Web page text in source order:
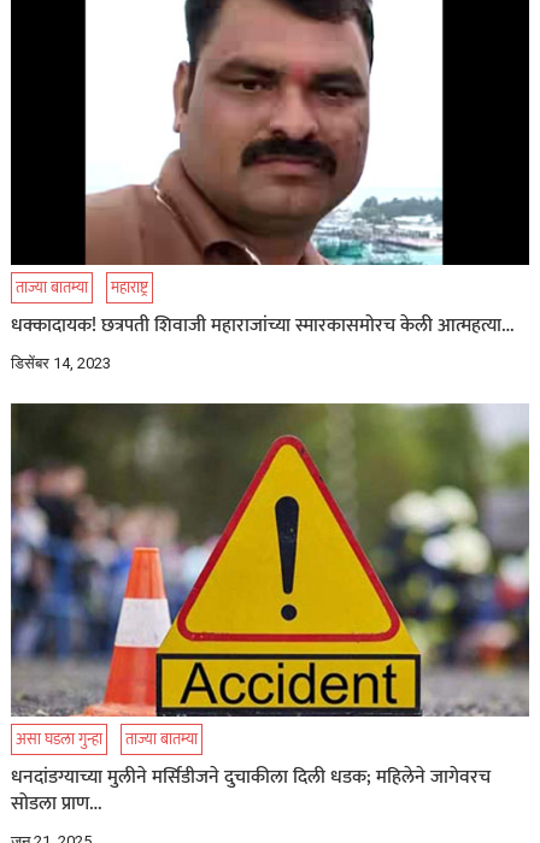
ताज्या बातम्या महाराष्ट्र
धक्कादायक! छत्रपती शिवाजी‎ महाराजांच्या स्मारकासमोरच केली आत्महत्या…
डिसेंबर 14, 2023
असा घडला गुन्हा ताज्या बातम्या
धनदांडग्याच्या मुलीने मर्सिडीजने दुचाकीला दिली धडक; महिलेने जागेवरच
सोडला प्राण…